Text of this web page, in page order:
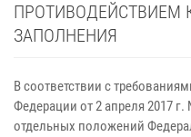
ПРОТИВОДЕЙСТВИЕМ
ЗАПОЛНЕНИЯ
В соответствии с
Федерации от 2 апреля 2017
отдельных положений